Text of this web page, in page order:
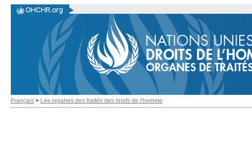
Français > Les organes des traités des droits de l'homme